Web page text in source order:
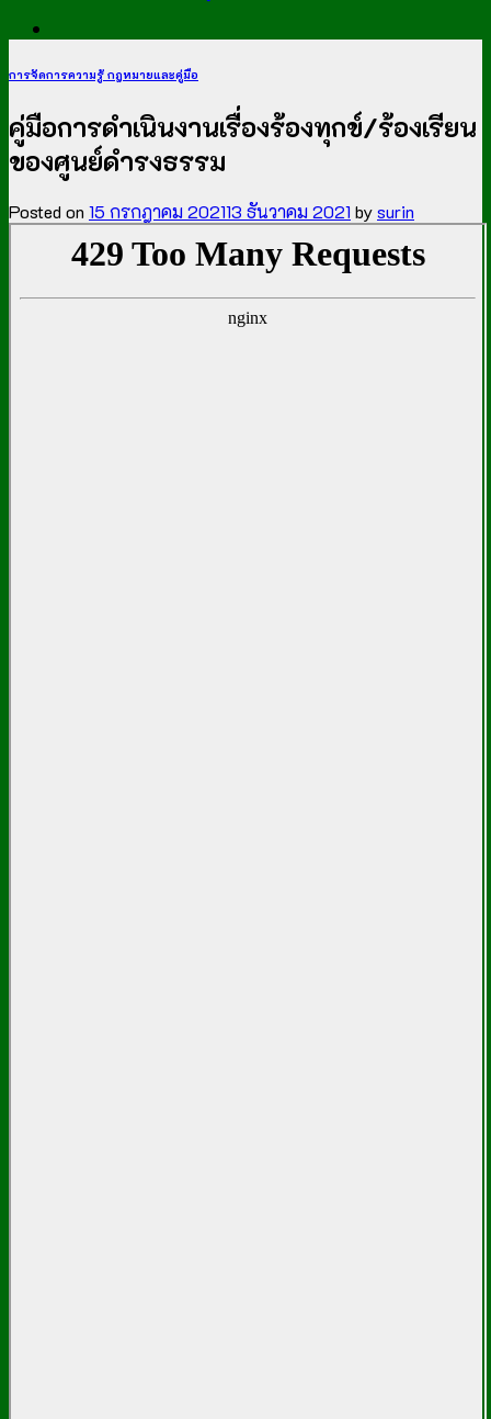
การจัดการความรู้ กฎหมายและคู่มือ
คู่มือการดำเนินงานเรื่องร้องทุกข์/ร้องเรียน
ของศูนย์ดำรงธรรม
Posted on 15 กรกฎาคม 202113 ธันวาคม 2021 bysurin